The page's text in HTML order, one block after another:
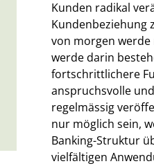
Kunden radikal
Kundenbeziehung
von morgen
werde darin
fortschrittlichere
anspruchsvolle
regelmässig
nur möglich sein,
Banking-Struktur
vielfältigen